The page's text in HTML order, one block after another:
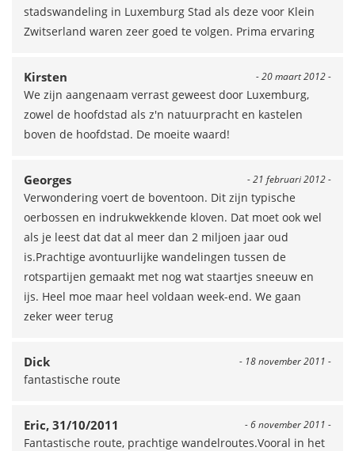
stadswandeling in Luxemburg Stad als deze voor Klein
Zwitserland waren zeer goed te volgen. Prima ervaring
- 20 maart 2012 -
Kirsten
We zijn aangenaam verrast geweest door Luxemburg,
zowel de hoofdstad als z'n natuurpracht en kastelen
boven de hoofdstad. De moeite waard!
- 21 februari 2012 -
Georges
Verwondering voert de boventoon. Dit zijn typische
oerbossen en indrukwekkende kloven. Dat moet ook wel
als je leest dat dat al meer dan 2 miljoen jaar oud
is.Prachtige avontuurlijke wandelingen tussen de
rotspartijen gemaakt met nog wat staartjes sneeuw en
ijs. Heel moe maar heel voldaan week-end. We gaan
zeker weer terug
- 18 november 2011 -
Dick
fantastische route
- 6 november 2011 -
Eric, 31/10/2011
Fantastische route, prachtige wandelroutes.Vooral in het